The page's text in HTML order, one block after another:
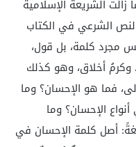
ما زالت الشريعةُ الإسلاميةُ
الشرعي في الكتاب
مجرد كلمة، بل قول،
وكرمُ أخلاق، وهو كذلك
فما هو الإحسان؟ وما
الإحسان؟ وما
أصل كلمة الإحسان في